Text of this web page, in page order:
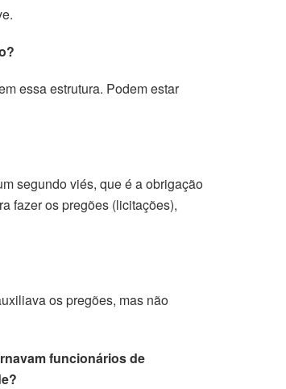
essa estrutura. Podem estar
segundo viés, que é a obrigação
fazer os pregões (licitações),
os pregões, mas não
funcionários de